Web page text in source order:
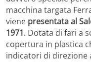
macchina targata
viene presentata al
1971. Dotata di fari a
copertura in plastica
indicatori di direzione